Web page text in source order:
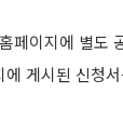
페이지에 별도
게시된 신청